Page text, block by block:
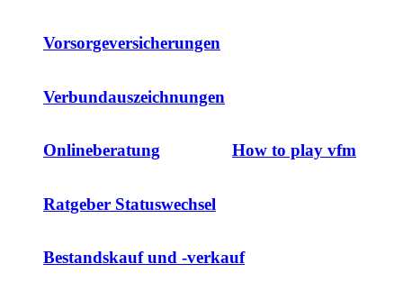
Vorsorgeversicherungen
Verbundauszeichnungen
Onlineberatung
Ratgeber Statuswechsel
Bestandskauf und -verkauf
How to play vfm